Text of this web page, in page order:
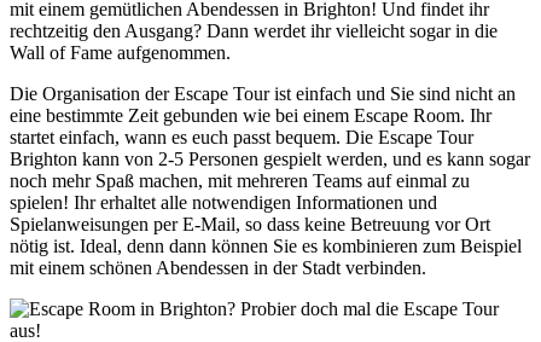
mit einem gemütlichen Abendessen in Brighton! Und findet ihr
rechtzeitig den Ausgang? Dann werdet ihr vielleicht sogar in die
Wall of Fame aufgenommen.
Die Organisation der Escape Tour ist einfach und Sie sind nicht an
eine bestimmte Zeit gebunden wie bei einem Escape Room. Ihr
startet einfach, wann es euch passt bequem. Die Escape Tour
Brighton kann von 2-5 Personen gespielt werden, und es kann sogar
noch mehr Spaß machen, mit mehreren Teams auf einmal zu
spielen! Ihr erhaltet alle notwendigen Informationen und
Spielanweisungen per E-Mail, so dass keine Betreuung vor Ort
nötig ist. Ideal, denn dann können Sie es kombinieren zum Beispiel
mit einem schönen Abendessen in der Stadt verbinden.